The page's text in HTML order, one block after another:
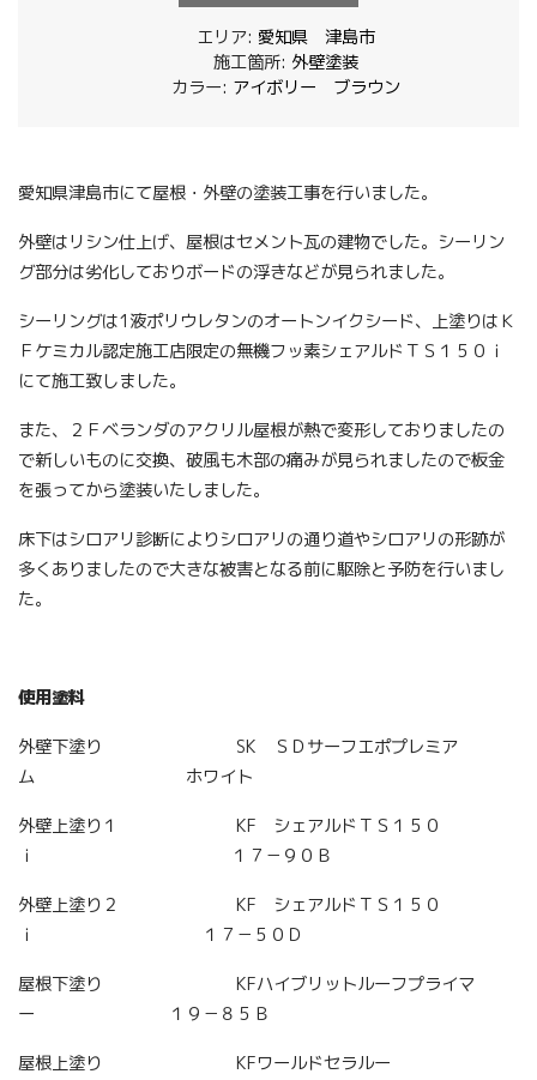
エリア: 愛知県
津島市
施工箇所: 外壁塗装
カラー: アイボリー ブラウン
愛知県津島市にて屋根・外壁の塗装工事を行いました。
外壁はリシン仕上げ、屋根はセメント瓦の建物でした。シーリン
グ部分は劣化しておりボードの浮きなどが見られました。
シーリングは1液ポリウレタンのオートンイクシード、上塗りはＫ
Ｆケミカル認定施工店限定の無機フッ素シェアルドＴＳ１５０ｉ
にて施工致しました。
また、２Ｆベランダのアクリル屋根が熱で変形しておりましたの
で新しいものに交換、破風も木部の痛みが見られましたので板金
を張ってから塗装いたしました。
床下はシロアリ診断によりシロアリの通り道やシロアリの形跡が
多くありましたので大きな被害となる前に駆除と予防を行いまし
た。
使用塗料
外壁下塗り SK ＳＤサーフエポプレミア
ム ホワイト
外壁上塗り１ KF シェアルドＴＳ１５０
ｉ １７－９０Ｂ
外壁上塗り２ KF シェアルドＴＳ１５０
ｉ １７－５０Ｄ
屋根下塗り KFハイブリットルーフプライマ
ー １９－８５Ｂ
屋根上塗り KFワールドセラルー